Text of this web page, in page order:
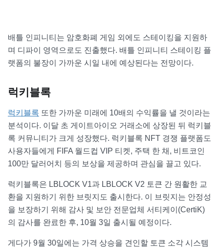
배틀 인피니티는 암호화폐 게임 외에도 스테이킹을 지원하
며 디파이 영역으로도 진출했다. 배틀 인피니티 스테이킹 플
랫폼의 불장이 가까운 시일 내에 예상된다는 전망이다.
럭키블록
럭키블록 또한 가까운 미래에 10배의 수익률을 낼 것이라는
분석이다. 이달 초 게이트아이오 거래소에 상장된 뒤 럭키블
록 커뮤니티가 크게 성장했다. 럭키블록 NFT 경쟁 플랫폼도
사용자들에게 FIFA 월드컵 VIP 티켓, 주택 한 채, 비트코인
100만 달러어치 등의 보상을 제공하며 관심을 끌고 있다.
럭키블록은 LBLOCK V1과 LBLOCK V2 토큰 간 원활한 교
환을 지원하기 위한 브릿지도 출시한다. 이 브릿지는 안정성
을 보장하기 위해 감사 및 보안 전문업체 서티케이(CertiK)
의 감사를 완료한 후, 10월 3일 출시될 예정이다.
게다가 9월 30일에는 가격 상승을 견인할 토큰 소각 시스템